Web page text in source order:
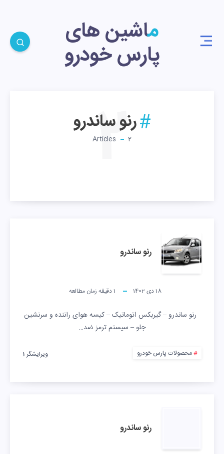
ماشین های
پارس خودرو
رنو ساندرو
2
2
رنو ساندرو
18 دی 1402 1دقیقه زمان مطالعه
رنو ساندرو – گیربکس اتوماتیک – کیسه هوای راننده و سرنشین
جلو – سيستم ترمز ضد…
محصولات پارس خودرو ویرایشگر 1
رنو ساندرو